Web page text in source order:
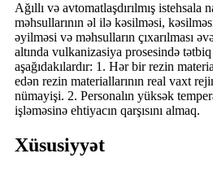
Ağıllı və avtomatlaşdırılmış istehsala
məhsullarının əl ilə kəsilməsi,
əyilməsi və məhsulların çıxarılması
altında vulkanizasiya prosesində
aşağıdakılardır: 1. Hər bir rezin
edən rezin materiallarının real vaxt
nümayişi. 2. Personalın yüksək
işləməsinə ehtiyacın qarşısını almaq.
Xüsusiyyət